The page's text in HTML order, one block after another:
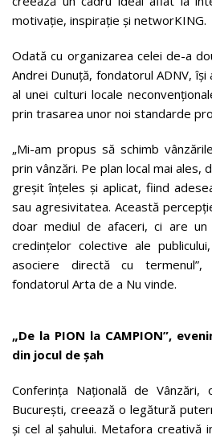
motivație, inspirație și networKING.
Odată cu organizarea celei de-a
Andrei Dunuță, fondatorul ADNV,
al unei culturi locale
prin trasarea unor noi standarde
„Mi-am propus să schimb
prin vânzări. Pe plan local mai ales,
greșit înțeles și aplicat, fiind
sau agresivitatea. Această
doar mediul de afaceri, ci are
credințelor colective ale
asociere directă cu termenul”,
fondatorul Arta de a Nu vinde.
„De la PION la CAMPION”,
din jocul de șah
Conferința Națională de Vânzări,
București, creează o legătură
și cel al șahului. Metafora creativă